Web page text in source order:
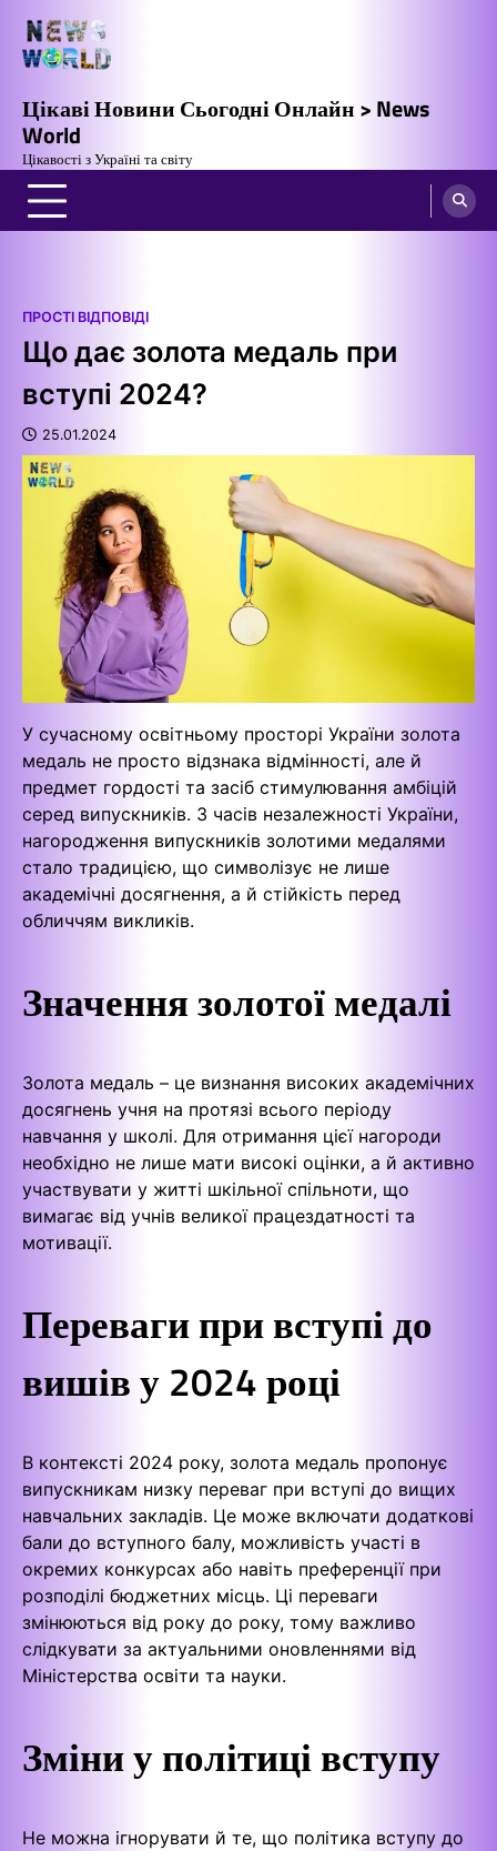
вмісту
Цікаві Новини Сьогодні Онлайн > News
World
Цікавості з Україні та світу
ПРОСТІ ВІДПОВІДІ
Що дає золота медаль при
вступі 2024?
25.01.2024
У сучасному освітньому просторі України золота
медаль не просто відзнака відмінності, але й
предмет гордості та засіб стимулювання амбіцій
серед випускників. З часів незалежності України,
нагородження випускників золотими медалями
стало традицією, що символізує не лише
академічні досягнення, а й стійкість перед
обличчям викликів.
Значення золотої медалі
Золота медаль – це визнання високих академічних
досягнень учня на протязі всього періоду
навчання у школі. Для отримання цієї нагороди
необхідно не лише мати високі оцінки, а й активно
участвувати у житті шкільної спільноти, що
вимагає від учнів великої працездатності та
мотивації.
Переваги при вступі до
вишів у 2024 році
В контексті 2024 року, золота медаль пропонує
випускникам низку переваг при вступі до вищих
навчальних закладів. Це може включати додаткові
бали до вступного балу, можливість участі в
окремих конкурсах або навіть преференції при
розподілі бюджетних місць. Ці переваги
змінюються від року до року, тому важливо
слідкувати за актуальними оновленнями від
Міністерства освіти та науки.
Зміни у політиці вступу
Не можна ігнорувати й те, що політика вступу до